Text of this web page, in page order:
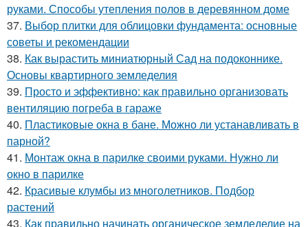
руками. Способы утепления полов в деревянном доме
37. Выбор плитки для облицовки фундамента: основные
советы и рекомендации
38. Как вырастить миниатюрный Сад на подоконнике.
Основы квартирного земледелия
39. Просто и эффективно: как правильно организовать
вентиляцию погреба в гараже
40. Пластиковые окна в бане. Можно ли устанавливать в
парной?
41. Монтаж окна в парилке своими руками. Нужно ли
окно в парилке
42. Красивые клумбы из многолетников. Подбор
растений
43. Как правильно начинать органическое земледелие на